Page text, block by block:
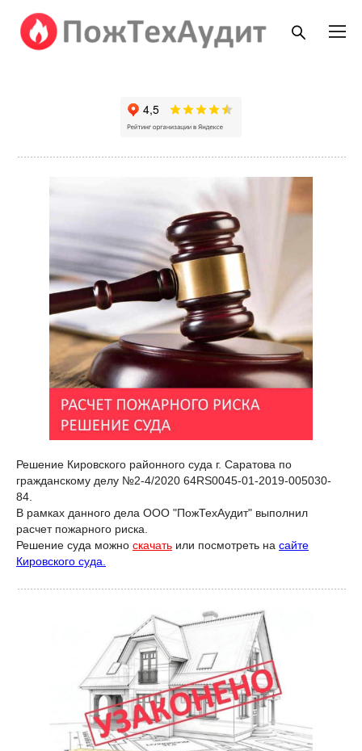
Решение Кировского районного суда г. Саратова по
гражданскому делу №2-4/2020 64RS0045-01-2019-005030-
84.
В рамках данного дела ООО "ПожТехАудит" выполнил
расчет пожарного риска.
Решение суда можно скачать или посмотреть на сайте
Кировского суда.